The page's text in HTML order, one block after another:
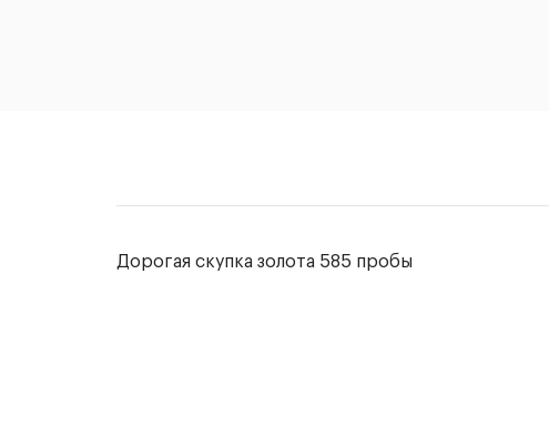
Дорогая скупка золота 585 пробы